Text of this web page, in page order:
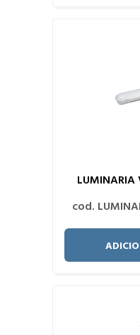
cod.